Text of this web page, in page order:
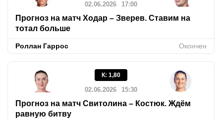
02.06.2026 17:00
Прогноз на матч Ходар – Зверев. Ставим на
тотал больше
Роллан Гаррос Окончен
К: 1,80
02.06.2026 15:30
Прогноз на матч Свитолина – Костюк. Ждём
равную битву